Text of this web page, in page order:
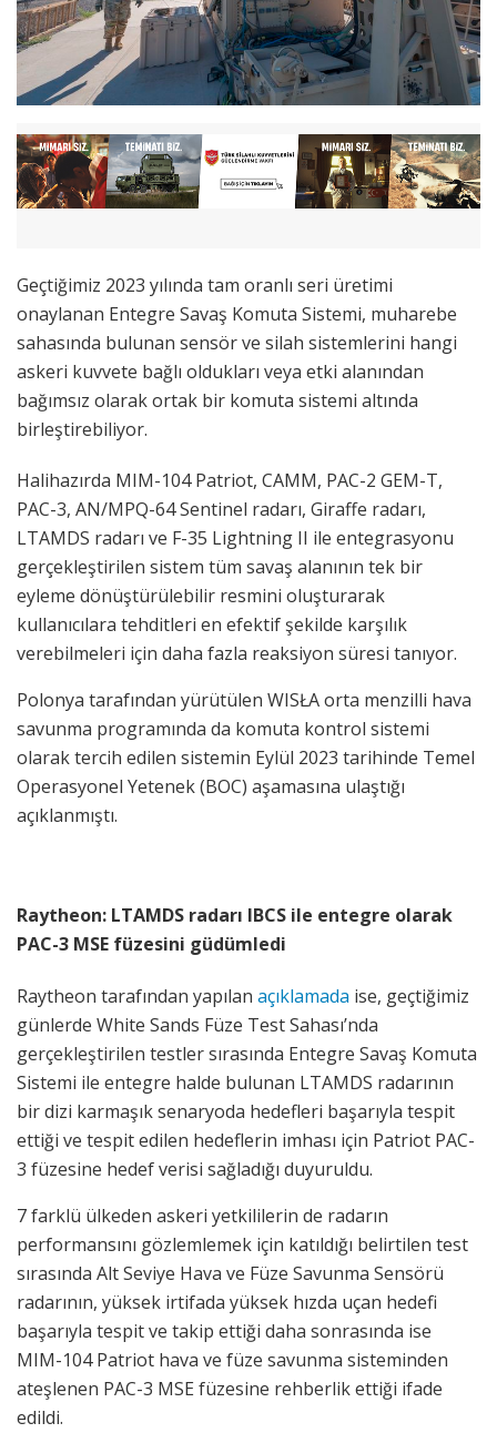
Geçtiğimiz 2023 yılında tam oranlı seri üretimi
onaylanan Entegre Savaş Komuta Sistemi, muharebe
sahasında bulunan sensör ve silah sistemlerini hangi
askeri kuvvete bağlı oldukları veya etki alanından
bağımsız olarak ortak bir komuta sistemi altında
birleştirebiliyor.
Halihazırda MIM-104 Patriot, CAMM, PAC-2 GEM-T,
PAC-3, AN/MPQ-64 Sentinel radarı, Giraffe radarı,
LTAMDS radarı ve F-35 Lightning II ile entegrasyonu
gerçekleştirilen sistem tüm savaş alanının tek bir
eyleme dönüştürülebilir resmini oluşturarak
kullanıcılara tehditleri en efektif şekilde karşılık
verebilmeleri için daha fazla reaksiyon süresi tanıyor.
Polonya tarafından yürütülen WISŁA orta menzilli hava
savunma programında da komuta kontrol sistemi
olarak tercih edilen sistemin Eylül 2023 tarihinde Temel
Operasyonel Yetenek (BOC) aşamasına ulaştığı
açıklanmıştı.
Raytheon: LTAMDS radarı IBCS ile entegre olarak
PAC-3 MSE füzesini güdümledi
Raytheon tarafından yapılan açıklamada ise, geçtiğimiz
günlerde White Sands Füze Test Sahası’nda
gerçekleştirilen testler sırasında Entegre Savaş Komuta
Sistemi ile entegre halde bulunan LTAMDS radarının
bir dizi karmaşık senaryoda hedefleri başarıyla tespit
ettiği ve tespit edilen hedeflerin imhası için Patriot PAC-
3 füzesine hedef verisi sağladığı duyuruldu.
7 farklü ülkeden askeri yetkililerin de radarın
performansını gözlemlemek için katıldığı belirtilen test
sırasında Alt Seviye Hava ve Füze Savunma Sensörü
radarının, yüksek irtifada yüksek hızda uçan hedefi
başarıyla tespit ve takip ettiği daha sonrasında ise
MIM-104 Patriot hava ve füze savunma sisteminden
ateşlenen PAC-3 MSE füzesine rehberlik ettiği ifade
edildi.